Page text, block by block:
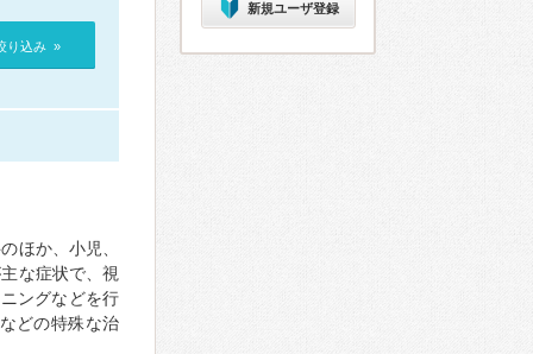
り込み »
ほか、小児、
な症状で、視
ングなどを行
どの特殊な治
新規ユーザ登録